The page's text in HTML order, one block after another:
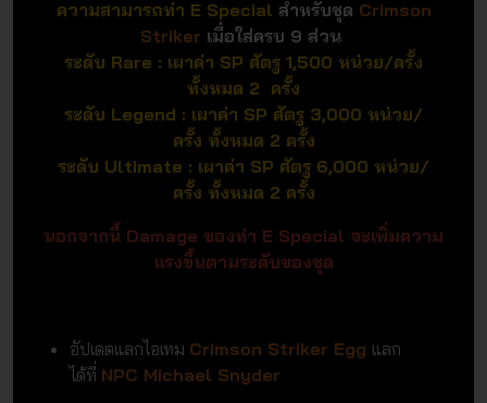
ความสามารถท่า E Special สำหรับชุด Crimson
Striker เมื่อใส่ครบ 9 ส่วน
ระดับ Rare : เผาค่า SP ศัตรู 1,500 หน่วย/ครั้ง
ทั้งหมด 2 ครั้ง
ระดับ Legend : เผาค่า SP ศัตรู 3,000 หน่วย/
ครั้ง ทั้งหมด 2 ครั้ง
ระดับ Ultimate : เผาค่า SP ศัตรู 6,000 หน่วย/
ครั้ง ทั้งหมด 2 ครั้ง
นอกจากนี้ Damage ของท่า E Special จะเพิ่มความ
แรงขึ้นตามระดับของชุด
อัปเดตแลกไอเทม Crimson Striker Egg แลก
ได้ที่ NPC Michael Snyder